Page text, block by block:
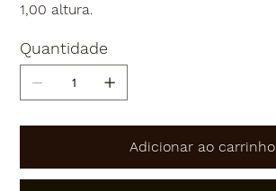
1,00 altura.
Quantidade
Adicionar ao carrinho